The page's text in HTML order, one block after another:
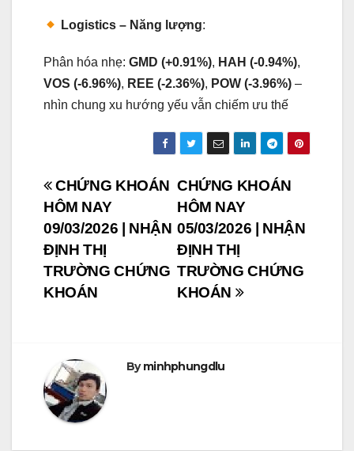
Logistics – Năng lượng:
Phân hóa nhẹ: GMD (+0.91%), HAH (-0.94%),
VOS (-6.96%), REE (-2.36%), POW (-3.96%) –
nhìn chung xu hướng yếu vẫn chiếm ưu thế
Post
navigation
CHỨNG KHOÁN
HÔM NAY
05/03/2026 | NHẬN
ĐỊNH THỊ
TRƯỜNG CHỨNG
KHOÁN
CHỨNG KHOÁN
HÔM NAY
09/03/2026 | NHẬN
ĐỊNH THỊ
TRƯỜNG CHỨNG
KHOÁN
Byminhphungdlu